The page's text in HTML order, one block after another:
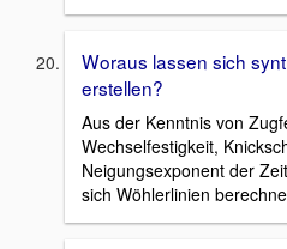
Woraus lassen sich
erstellen?
Aus der Kenntnis von
Wechselfestigkeit,
Neigungsexponent der
sich Wöhlerlinien